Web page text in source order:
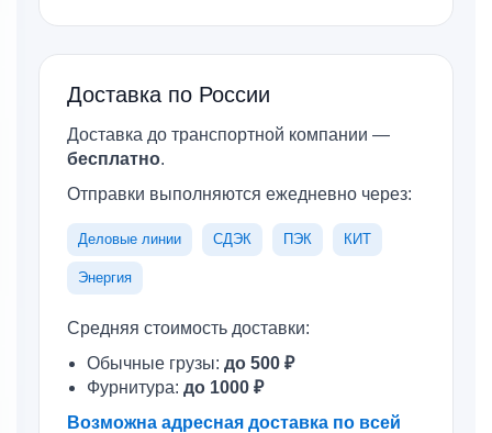
Доставка по России
Доставка до транспортной компании —
бесплатно.
Отправки выполняются ежедневно через:
Деловые линии СДЭК ПЭК КИТ
Энергия
Средняя стоимость доставки:
Обычные грузы: до 500 ₽
Фурнитура: до 1000 ₽
Возможна адресная доставка по всей